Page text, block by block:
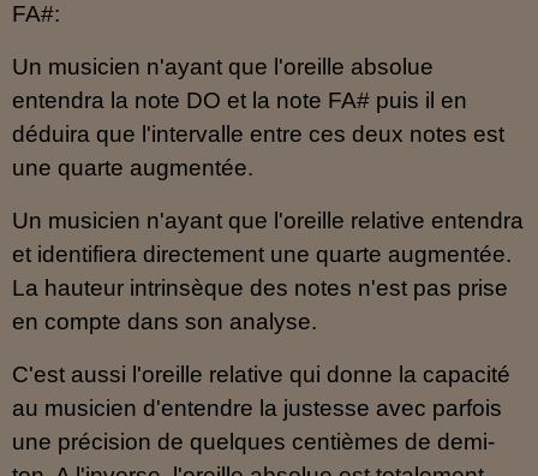
FA#:
Un musicien n'ayant que l'oreille absolue
entendra la note DO et la note FA# puis il en
déduira que l'intervalle entre ces deux notes est
une quarte augmentée.
Un musicien n'ayant que l'oreille relative entendra
et identifiera directement une quarte augmentée.
La hauteur intrinsèque des notes n'est pas prise
en compte dans son analyse.
C'est aussi l'oreille relative qui donne la capacité
au musicien d'entendre la justesse avec parfois
une précision de quelques centièmes de demi-